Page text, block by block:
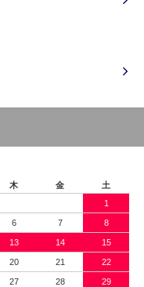
木 金
土
1
6 7 8
13 14 15
20 21 22
27 28 29